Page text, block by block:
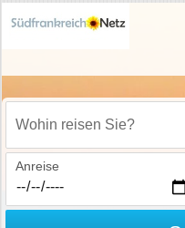
Wohin reisen Sie?
Anreise